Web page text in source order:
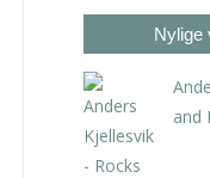
Nylige
and